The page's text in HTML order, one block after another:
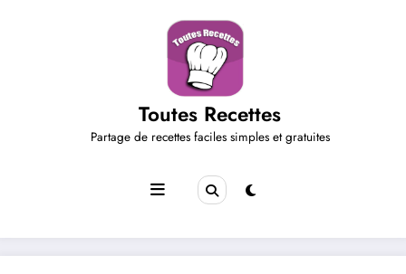
Toutes Recettes
Partage de recettes faciles simples et gratuites